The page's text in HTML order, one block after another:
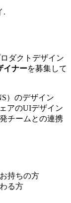
.
ダクトデザイン
イナーを募集して
）のデザイン
アのUIデザイン
チームとの連携
持ちの方
る方